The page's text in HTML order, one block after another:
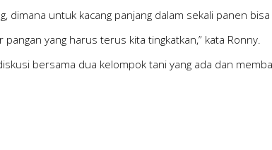
untuk kacang panjang dalam sekali panen
yang harus terus kita tingkatkan,” kata Ronny.
bersama dua kelompok tani yang ada dan